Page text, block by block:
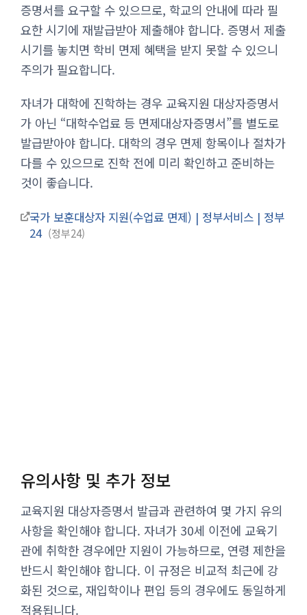
증명서를 요구할 수 있으므로, 학교의 안내에 따라 필
요한 시기에 재발급받아 제출해야 합니다. 증명서 제출
시기를 놓치면 학비 면제 혜택을 받지 못할 수 있으니
주의가 필요합니다.
자녀가 대학에 진학하는 경우 교육지원 대상자증명서
가 아닌 “대학수업료 등 면제대상자증명서”를 별도로
발급받아야 합니다. 대학의 경우 면제 항목이나 절차가
다를 수 있으므로 진학 전에 미리 확인하고 준비하는
것이 좋습니다.
국가 보훈대상자 지원(수업료 면제) | 정부서비스 | 정부
24
정부24
유의사항 및 추가 정보
교육지원 대상자증명서 발급과 관련하여 몇 가지 유의
사항을 확인해야 합니다. 자녀가 30세 이전에 교육기
관에 취학한 경우에만 지원이 가능하므로, 연령 제한을
반드시 확인해야 합니다. 이 규정은 비교적 최근에 강
화된 것으로, 재입학이나 편입 등의 경우에도 동일하게
적용됩니다.